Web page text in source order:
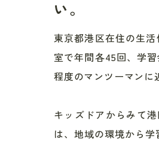
い。
東京都港区在住の生
室で年間各45回、学
程度のマンツーマンに
キッズドアからみて
は、地域の環境から